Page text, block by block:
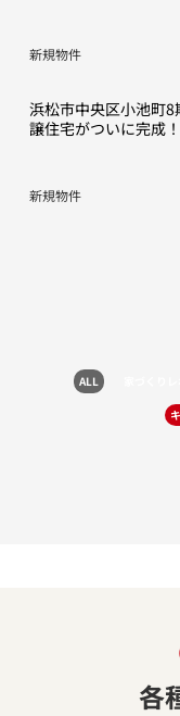
新規物件
浜松市中央区小池町
譲住宅がついに完成
新規物件
ALL
各